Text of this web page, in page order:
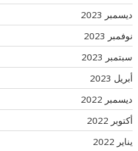
ديسمبر 2023
نوفمبر 2023
سبتمبر 2023
أبريل 2023
ديسمبر 2022
أكتوبر 2022
يناير 2022